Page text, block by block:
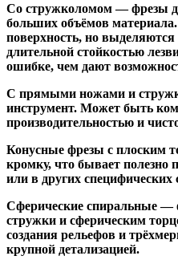
Со стружколомом— фрезы
больших объёмов
поверхность, но
длительной стойкостью
ошибке, чем дают
С прямыми ножами и
инструмент. Может быть
производительностью и
Конусные фрезы с плоским
кромку, что бывает полезно
или в других специфических
Сферические спиральные—
стружки и сферическим
создания рельефов и
крупной детализацией.